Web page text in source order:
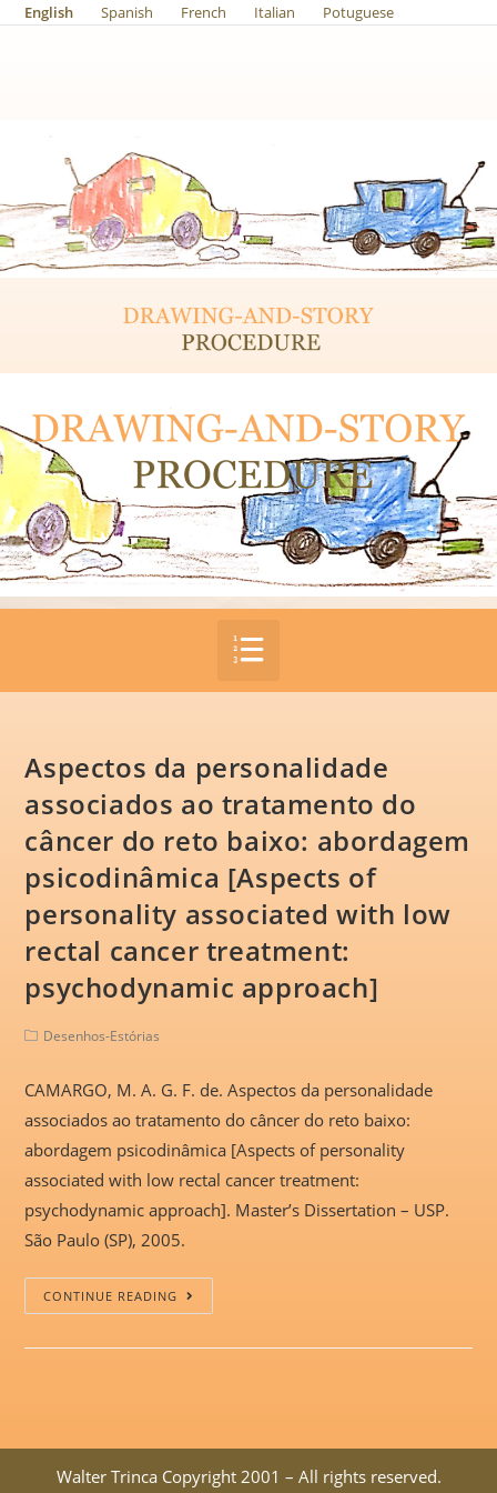
English Spanish French Italian Potuguese
Aspectos da personalidade
associados ao tratamento do
câncer do reto baixo: abordagem
psicodinâmica [Aspects of
personality associated with low
rectal cancer treatment:
psychodynamic approach]
Desenhos-Estórias
CAMARGO, M. A. G. F. de. Aspectos da personalidade
associados ao tratamento do câncer do reto baixo:
abordagem psicodinâmica [Aspects of personality
associated with low rectal cancer treatment:
psychodynamic approach]. Master’s Dissertation – USP.
São Paulo (SP), 2005.
CONTINUE READING
Walter Trinca Copyright 2001 – All rights reserved.